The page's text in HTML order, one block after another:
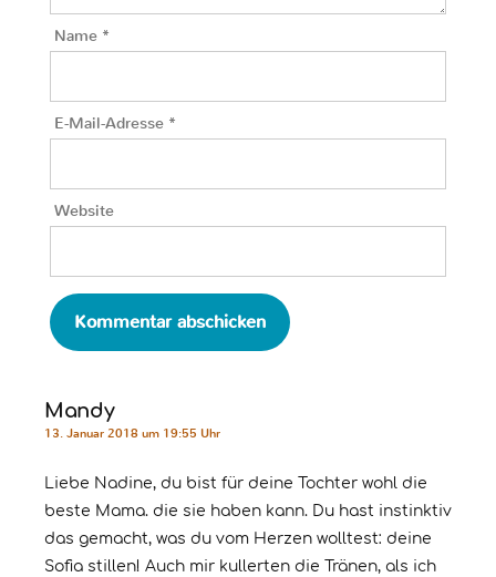
Name *
E-Mail-Adresse *
Website
Mandy
13. Januar 2018 um 19:55 Uhr
Liebe Nadine, du bist für deine Tochter wohl die
beste Mama. die sie haben kann. Du hast instinktiv
das gemacht, was du vom Herzen wolltest: deine
Sofia stillen! Auch mir kullerten die Tränen, als ich